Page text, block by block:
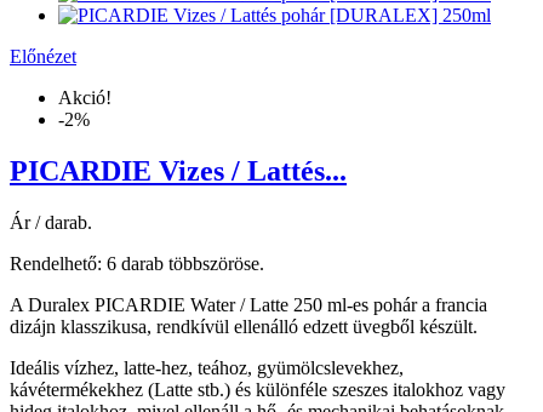
Előnézet
Akció!
-2%
PICARDIE Vizes / Lattés...
Ár / darab.
Rendelhető: 6 darab többszöröse.
A Duralex PICARDIE Water / Latte 250 ml-es pohár a francia
dizájn klasszikusa, rendkívül ellenálló edzett üvegből készült.
Ideális vízhez, latte-hez, teához, gyümölcslevekhez,
kávétermékekhez (Latte stb.) és különféle szeszes italokhoz vagy